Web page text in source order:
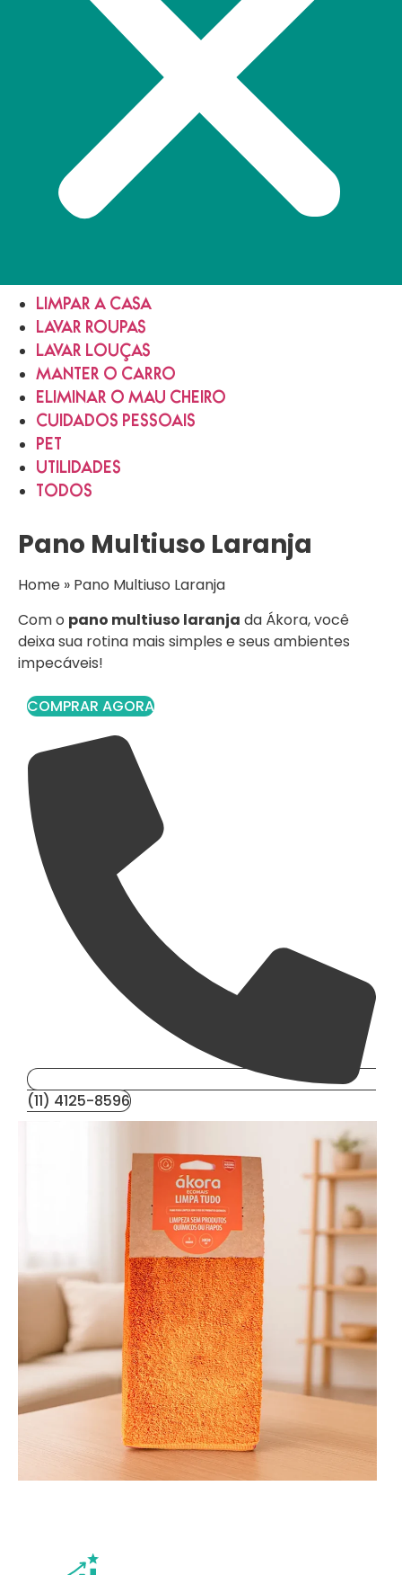
LIMPAR A CASA
LAVAR ROUPAS
LAVAR LOUÇAS
MANTER O CARRO
ELIMINAR O MAU CHEIRO
CUIDADOS PESSOAIS
PET
UTILIDADES
TODOS
Pano Multiuso Laranja
Home » Pano Multiuso Laranja
Com o pano multiuso laranja da Ákora, você
deixa sua rotina mais simples e seus ambientes
impecáveis!
COMPRAR AGORA
(11) 4125-8596